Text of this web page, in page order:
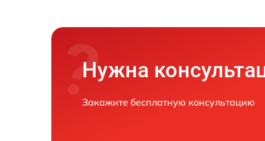
Нужна
Закажите бесплатную консультацию